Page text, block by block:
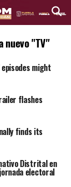
nuevo "TV"
episodes might
flashes
finds its
Distrital en
electoral